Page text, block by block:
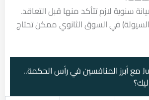
سنوية لازم تتأكد منها قبل التعاقد.
في السوق الثانوي ممكن تحتاج
مقارنة June SODIC مع أبرز المنافسين في رأس الحكمة..